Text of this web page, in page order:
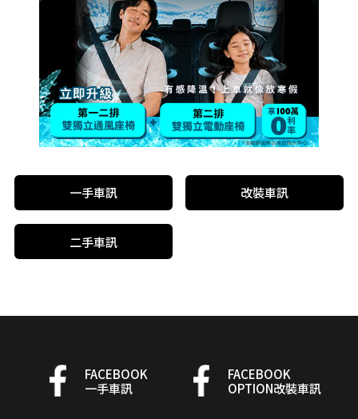
一手車訊 改裝車訊
二手車訊
FACEBOOK
一手車訊
FACEBOOK
OPTION改裝車訊